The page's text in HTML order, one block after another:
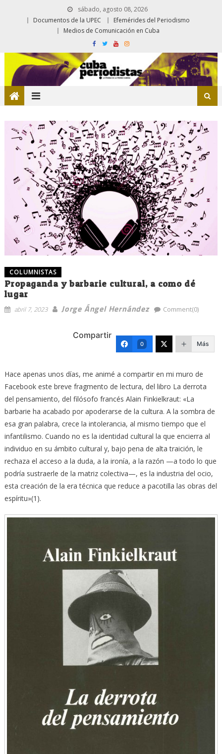
sábado, agosto 08, 2026
Documentos de la UPEC
Efemérides del Periodismo
Medios de Comunicación en Cuba
COLUMNISTAS
Propaganda y barbarie cultural, a como dé
lugar
abril 7, 2023 Jorge Ángel Hernández Comment(0)
Compartir
0 Más
Hace apenas unos días, me animé a compartir en mi muro de
Facebook este breve fragmento de lectura, del libro La derrota
del pensamiento, del filósofo francés Alain Finkielkraut: «La
barbarie ha acabado por apoderarse de la cultura. A la sombra de
esa gran palabra, crece la intolerancia, al mismo tiempo que el
infantilismo. Cuando no es la identidad cultural la que encierra al
individuo en su ámbito cultural y, bajo pena de alta traición, le
rechaza el acceso a la duda, a la ironía, a la razón —a todo lo que
podría sustraerle de la matriz colectiva—, es la industria del ocio,
esta creación de la era técnica que reduce a pacotilla las obras del
espíritu»(1).